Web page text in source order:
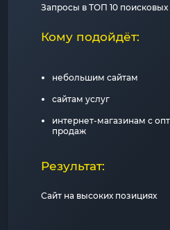
Запросы в ТОП 10 поисковых
Кому подойдёт:
небольшим сайтам
сайтам услуг
интернет-магазинам с
продаж
Результат:
Сайт на высоких позициях